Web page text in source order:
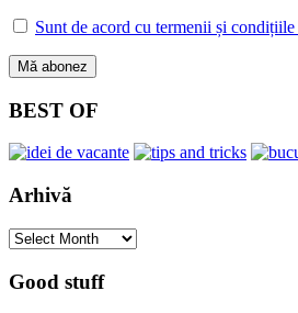
Sunt de acord cu termenii și condițiile
BEST OF
Arhivă
Arhivă
Good stuff